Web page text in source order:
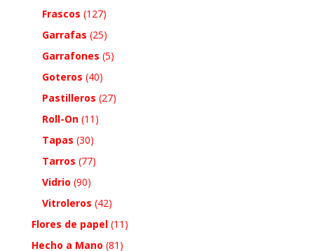
Frascos (127)
Garrafas (25)
Garrafones (5)
Goteros (40)
Pastilleros (27)
Roll-On (11)
Tapas (30)
Tarros (77)
Vidrio (90)
Vitroleros (42)
Flores de papel (11)
Hecho a Mano (81)